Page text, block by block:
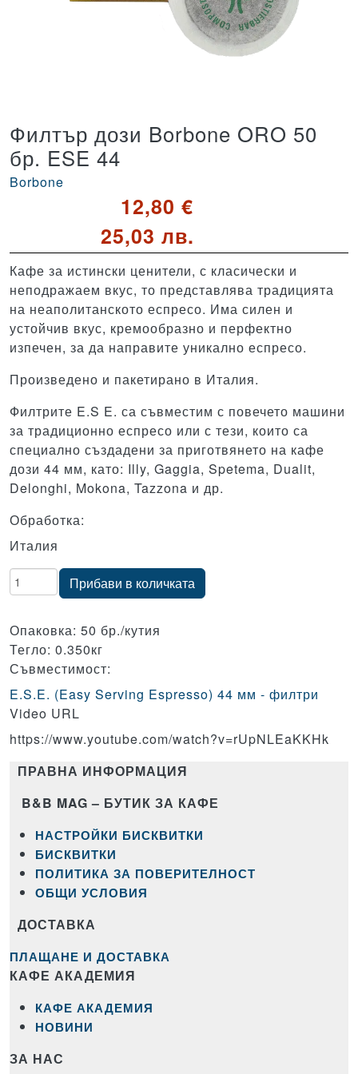
Филтър дози Borbone ORO 50
бр. ESE 44
Borbone
12,80 €
25,03 лв.
Кафе за истински ценители, с класически и
неподражаем вкус, то представлява традицията
на неаполитанското еспресо. Има силен и
устойчив вкус, кремообразно и перфектно
изпечен, за да направите уникално еспресо.
Произведено и пакетирано в Италия.
Филтрите E.S E. са съвместим с повечето машини
за традиционно еспресо или с тези, които са
специално създадени за приготвянето на кафе
дози 44 мм, като: Illy, Gaggia, Spetema, Dualit,
Delonghi, Mokona, Tazzona и др.
Обработка:
Италия
Количество
Прибави в количката
Опаковка: 50 бр./кутия
Тегло: 0.350кг
Съвместимост:
E.S.E. (Easy Serving Espresso) 44 мм - филтри
Video URL
https://www.youtube.com/watch?v=rUpNLEaKKHk
ПРАВНА ИНФОРМАЦИЯ
B&B MAG – БУТИК ЗА КАФЕ
НАСТРОЙКИ БИСКВИТКИ
БИСКВИТКИ
ПОЛИТИКА ЗА ПОВЕРИТЕЛНОСТ
ОБЩИ УСЛОВИЯ
ДОСТАВКА
ПЛАЩАНЕ И ДОСТАВКА
КАФЕ АКАДЕМИЯ
КАФЕ АКАДЕМИЯ
НОВИНИ
ЗА НАС